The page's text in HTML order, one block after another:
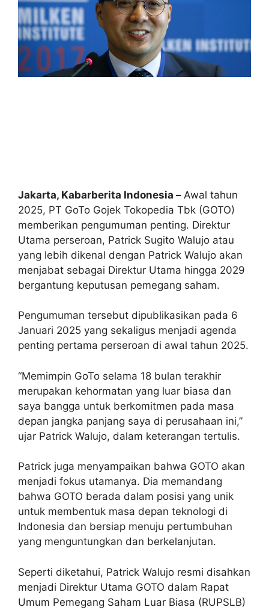
Jakarta, Kabarberita Indonesia – Awal tahun
2025, PT GoTo Gojek Tokopedia Tbk (GOTO)
memberikan pengumuman penting. Direktur
Utama perseroan, Patrick Sugito Walujo atau
yang lebih dikenal dengan Patrick Walujo akan
menjabat sebagai Direktur Utama hingga 2029
bergantung keputusan pemegang saham.
Pengumuman tersebut dipublikasikan pada 6
Januari 2025 yang sekaligus menjadi agenda
penting pertama perseroan di awal tahun 2025.
“Memimpin GoTo selama 18 bulan terakhir
merupakan kehormatan yang luar biasa dan
saya bangga untuk berkomitmen pada masa
depan jangka panjang saya di perusahaan ini,”
ujar Patrick Walujo, dalam keterangan tertulis.
Patrick juga menyampaikan bahwa GOTO akan
menjadi fokus utamanya. Dia memandang
bahwa GOTO berada dalam posisi yang unik
untuk membentuk masa depan teknologi di
Indonesia dan bersiap menuju pertumbuhan
yang menguntungkan dan berkelanjutan.
Seperti diketahui, Patrick Walujo resmi disahkan
menjadi Direktur Utama GOTO dalam Rapat
Umum Pemegang Saham Luar Biasa (RUPSLB)